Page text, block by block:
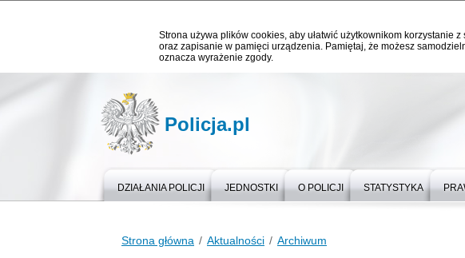
Strona używa plików cookies, aby ułatwić użytkownikom korzystanie
oraz zapisanie w pamięci urządzenia. Pamiętaj, że możesz
oznacza wyrażenie zgody.
Policja.pl
DZIAŁANIA POLICJI JEDNOSTKI O POLICJI STATYSTYKA
Strona główna Aktualności Archiwum